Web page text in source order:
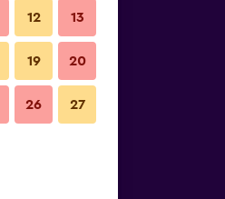
12 13
19 20
26 27